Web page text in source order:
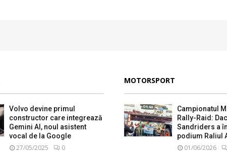
Volvo devine primul
constructor care integrează
Gemini AI, noul asistent
vocal de la Google
27/05/2025 0
MOTORSPORT
Campionatul
Rally-Raid:
Sandriders a
podium Raliul
01/06/2026